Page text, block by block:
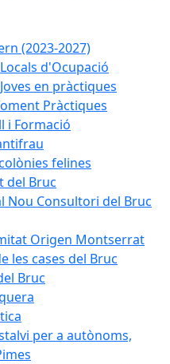
(2023-2027)
d'Ocupació
en pràctiques
Pràctiques
i Formació
felines
del Bruc
Nou Consultori del Bruc
Origen Montserrat
les cases del Bruc
Bruc
per a autònoms,